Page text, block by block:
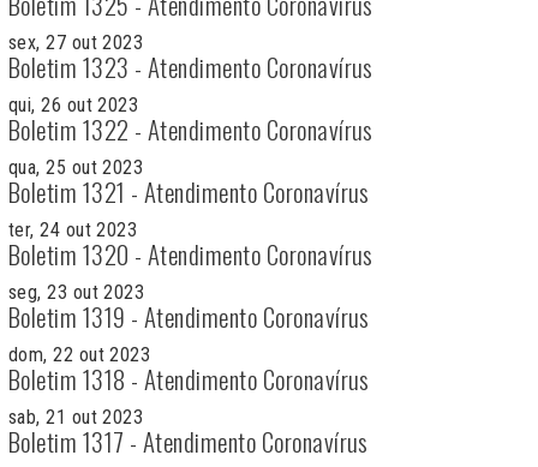
sex, 27 out 2023
Boletim 1323 - Atendimento Coronavírus
qui, 26 out 2023
Boletim 1322 - Atendimento Coronavírus
qua, 25 out 2023
Boletim 1321 - Atendimento Coronavírus
ter, 24 out 2023
Boletim 1320 - Atendimento Coronavírus
seg, 23 out 2023
Boletim 1319 - Atendimento Coronavírus
dom, 22 out 2023
Boletim 1318 - Atendimento Coronavírus
sab, 21 out 2023
Boletim 1317 - Atendimento Coronavírus